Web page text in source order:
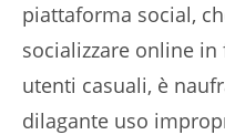
piattaforma social,
socializzare online
utenti casuali, è
dilagante uso